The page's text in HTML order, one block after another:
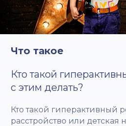
Что такое
Кто такой
с этим делать?
Кто такой гиперактивный
расстройство или детская